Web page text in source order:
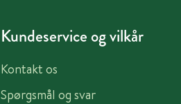
Kundeservice og vilkår
Kontakt os
Spørgsmål og svar